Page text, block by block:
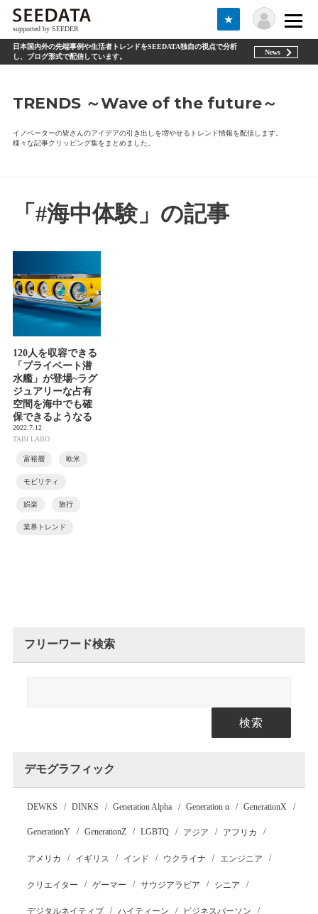
supported by SEEDER
★
日本国内外の先端事例や生活者トレンドをSEEDATA独自の視点で分析
し、ブログ形式で配信しています。
News
TRENDS ～Wave of the future～
イノベーターの皆さんのアイデアの引き出しを増やせるトレンド情報を配信します。
様々な記事クリッピング集をまとめました。
フリーワード検索
検索
デモグラフィック
DEWKS DINKS Generation Alpha Generation α GenerationX
GenerationY GenerationZ LGBTQ アジア アフリカ
アメリカ イギリス インド ウクライナ エンジニア
クリエイター ゲーマー サウジアラビア シニア
デジタルネイティブ ハイティーン ビジネスパーソン
「#海中体験」の記事
120人を収容できる
「プライベート潜
水艦」が登場~ラグ
ジュアリーな占有
空間を海中でも確
保できるようなる
2022.7.12
TABI LABO
富裕層 欧米
モビリティ
娯楽 旅行
業界トレンド